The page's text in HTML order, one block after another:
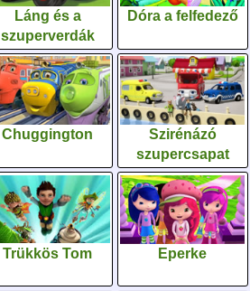
Láng és a
szuperverdák
Dóra a felfedező
Chuggington
Szirénázó
szupercsapat
Trükkös Tom Eperke